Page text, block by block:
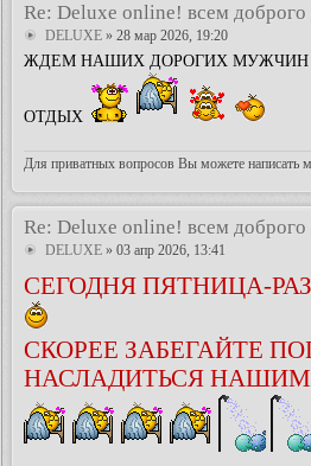
Re: Deluxe online! всем доброго
DELUXE » 28 мар 2026, 19:20
ЖДЕМ НАШИХ ДОРОГИХ МУЖЧИН
ОТДЫХ
Для приватных вопросов Вы можете написать
Re: Deluxe online! всем доброго
DELUXE » 03 апр 2026, 13:41
СЕГОДНЯ ПЯТНИЦА-
СКОРЕЕ ЗАБЕГАЙТЕ
НАСЛАДИТЬСЯ